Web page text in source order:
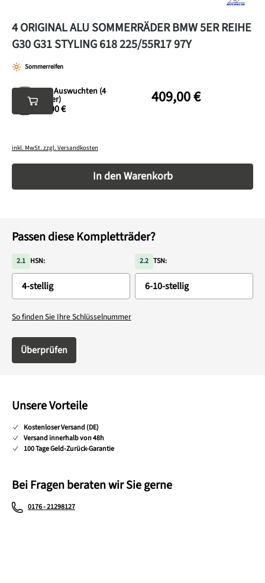
4 ORIGINAL ALU SOMMERRÄDER BMW 5ER REIHE
G30 G31 STYLING 618 225/55R17 97Y
Sommerreifen
Neu Auswuchten (4
Räder)
35,00 €
409,00 €
inkl. MwSt. zzgl. Versandkosten
Produkt Anzahl: Gib den gewünschten Wert
In den Warenkorb
Passen diese Kompletträder?
2.1 HSN: 2.2 TSN:
So finden Sie Ihre Schlüsselnummer
Überprüfen
Unsere Vorteile
Kostenloser Versand (DE)
Versand innerhalb von 48h
100 Tage Geld-Zurück-Garantie
Bei Fragen beraten wir Sie gerne
0176 - 21298127